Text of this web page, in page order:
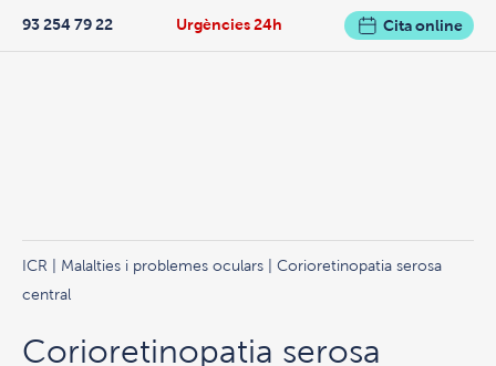
Urgències 24h
93 254 79 22 Cita online
ICR Malalties i problemes oculars | Corioretinopatia serosa
central
Corioretinopatia serosa